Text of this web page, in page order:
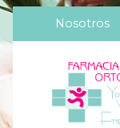
Nosotros